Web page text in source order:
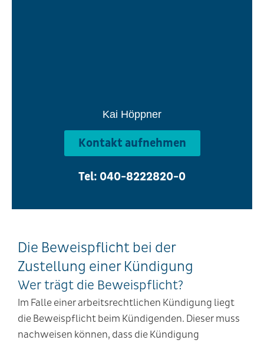
Kai Höppner
Kontakt aufnehmen
Tel: 040-8222820-0
Die Beweispflicht bei der
Zustellung einer Kündigung
Wer trägt die Beweispflicht?
Im Falle einer arbeitsrechtlichen Kündigung liegt
die Beweispflicht beim Kündigenden. Dieser muss
nachweisen können, dass die Kündigung